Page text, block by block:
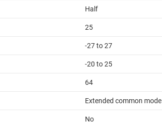
Half
25
-27 to 27
-20 to 25
64
Extended common mode
No